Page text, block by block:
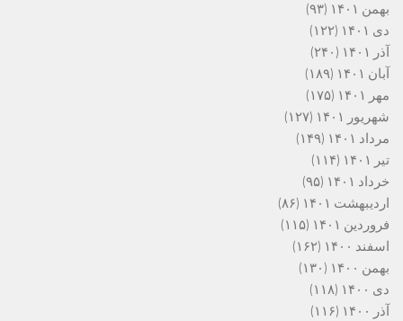
بهمن ۱۴۰۱
(۹۳)
دی ۱۴۰۱
(۱۲۲)
آذر ۱۴۰۱
(۲۴۰)
آبان ۱۴۰۱
(۱۸۹)
مهر ۱۴۰۱
(۱۷۵)
شهریور ۱۴۰۱
(۱۲۷)
مرداد ۱۴۰۱
(۱۴۹)
تیر ۱۴۰۱
(۱۱۴)
خرداد ۱۴۰۱
(۹۵)
اردیبهشت ۱۴۰۱
(۸۶)
فروردین ۱۴۰۱
(۱۱۵)
اسفند ۱۴۰۰
(۱۶۲)
بهمن ۱۴۰۰
(۱۳۰)
دی ۱۴۰۰
(۱۱۸)
آذر ۱۴۰۰
(۱۱۶)